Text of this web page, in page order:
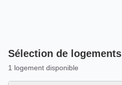
Sélection de logements
1 logement disponible